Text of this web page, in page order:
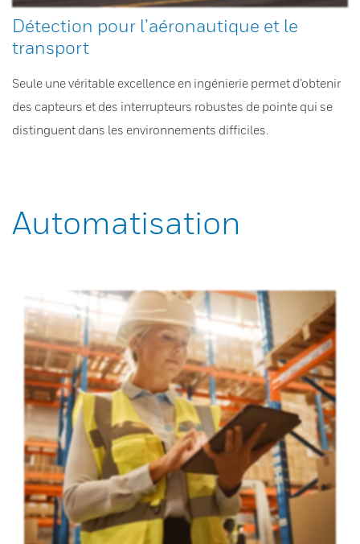
Détection pour l’aéronautique et le
transport
Seule une véritable excellence en ingénierie permet d’obtenir
des capteurs et des interrupteurs robustes de pointe qui se
distinguent dans les environnements difficiles.
Automatisation